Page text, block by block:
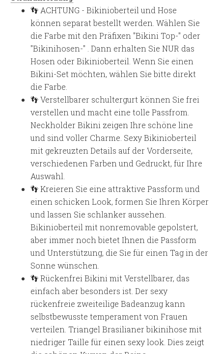
👣 ACHTUNG - Bikinioberteil und Hose
können separat bestellt werden. Wählen Sie
die Farbe mit den Präfixen "Bikini Top-" oder
"Bikinihosen-" . Dann erhalten Sie NUR das
Hosen oder Bikinioberteil. Wenn Sie einen
Bikini-Set möchten, wählen Sie bitte direkt
die Farbe.
👣 Verstellbarer schultergurt können Sie frei
verstellen und macht eine tolle Passfrom.
Neckholder Bikini zeigen Ihre schöne line
und sind voller Charme. Sexy Bikinioberteil
mit gekreuzten Details auf der Vorderseite,
verschiedenen Farben und Gedruckt, für Ihre
Auswahl.
👣 Kreieren Sie eine attraktive Passform und
einen schicken Look, formen Sie Ihren Körper
und lassen Sie schlanker aussehen.
Bikinioberteil mit nonremovable gepolstert,
aber immer noch bietet Ihnen die Passform
und Unterstützung, die Sie für einen Tag in der
Sonne wünschen.
👣 Rückenfrei Bikini mit Verstellbarer, das
einfach aber besonders ist. Der sexy
rückenfreie zweiteilige Badeanzug kann
selbstbewusste temperament von Frauen
verteilen. Triangel Brasilianer bikinihose mit
niedriger Taille für einen sexy look. Dies zeigt